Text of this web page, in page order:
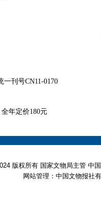
刊号CN11-0170
年定价180元
版权所有 国家文物局主管
网站管理：中国文物报社